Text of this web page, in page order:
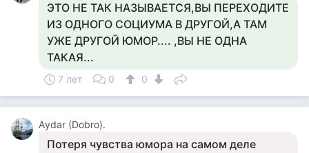
ЭТО НЕ ТАК НАЗЫВАЕТСЯ,ВЫ ПЕРЕХОДИТЕ
ИЗ ОДНОГО СОЦИУМА В ДРУГОЙ,А ТАМ
УЖЕ ДРУГОЙ ЮМОР.... ,ВЫ НЕ ОДНА
ТАКАЯ...
7 лет 0 0
Аydar (Dobro).
Потеря чувства юмора на самом деле